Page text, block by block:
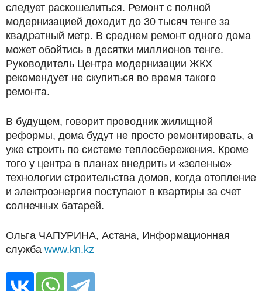
следует раскошелиться. Ремонт с полной
модернизацией доходит до 30 тысяч тенге за
квадратный метр. В среднем ремонт одного дома
может обойтись в десятки миллионов тенге.
Руководитель Центра модернизации ЖКХ
рекомендует не скупиться во время такого
ремонта.
В будущем, говорит проводник жилищной
реформы, дома будут не просто ремонтировать, а
уже строить по системе теплосбережения. Кроме
того у центра в планах внедрить и «зеленые»
технологии строительства домов, когда отопление
и электроэнергия поступают в квартиры за счет
солнечных батарей.
Ольга ЧАПУРИНА, Астана, Информационная
служба www.kn.kz